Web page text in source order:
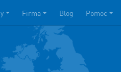
Firma Blog Pomoc